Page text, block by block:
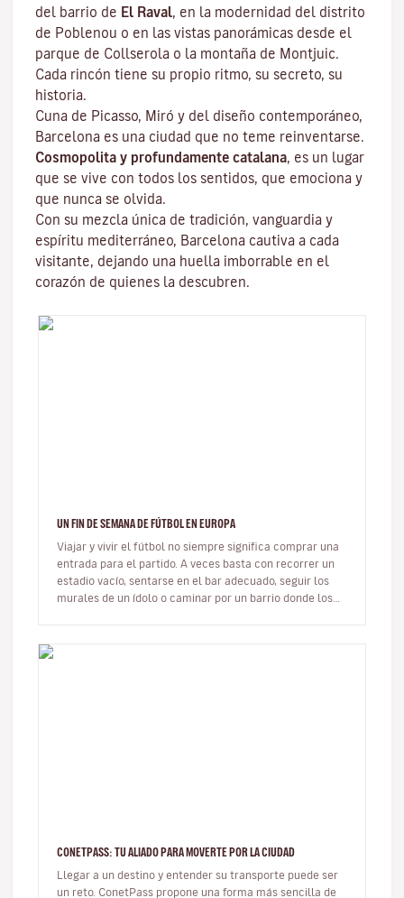
del barrio de El Raval, en la modernidad del distrito
de Poblenou o en las vistas panorámicas desde el
parque de Collserola o la montaña de Montjuic.
Cada rincón tiene su propio ritmo, su secreto, su
historia.
Cuna de Picasso, Miró y del diseño contemporáneo,
Barcelona es una ciudad que no teme reinventarse.
Cosmopolita y profundamente catalana, es un lugar
que se vive con todos los sentidos, que emociona y
que nunca se olvida.
Con su mezcla única de tradición, vanguardia y
espíritu mediterráneo, Barcelona cautiva a cada
visitante, dejando una huella imborrable en el
corazón de quienes la descubren.
UN FIN DE SEMANA DE FÚTBOL EN EUROPA
Viajar y vivir el fútbol no siempre significa comprar una
entrada para el partido. A veces basta con recorrer un
estadio vacío, sentarse en el bar adecuado, seguir los
murales de un ídolo o caminar por un barrio donde los
CONETPASS: TU ALIADO PARA MOVERTE POR LA CIUDAD
Llegar a un destino y entender su transporte puede ser
un reto. ConetPass propone una forma más sencilla de